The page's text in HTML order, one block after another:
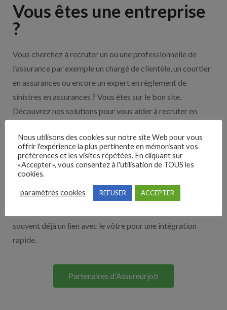
Vous êtes une entreprise
?
Vous cherchez à recruter un ou une professionnelle de
l’assurance par exemple un chargé de clientèle, un courtier
en assurances ou encore un expert en règlement de
sinistres en assurances ? Vous êtes sur le bon site.
Découvrez nos solutions pour vous aider à recruter en
Nos solutions entreprises
Découvrez nos partenaires ! Moteurs de recherches,
multidiffuseurs, sites payant… nombreux sont nos
souvent déjà un lien avec le vôtre pour une intégration
rapide.
Partenaires d'Assureurjob
Nous utilisons des cookies sur notre site Web pour vous
offrir l'expérience la plus pertinente en mémorisant vos
préférences et les visites répétées. En cliquant sur
«Accepter», vous consentez à l'utilisation de TOUS les
cookies.
paramètres cookies REFUSER ACCEPTER